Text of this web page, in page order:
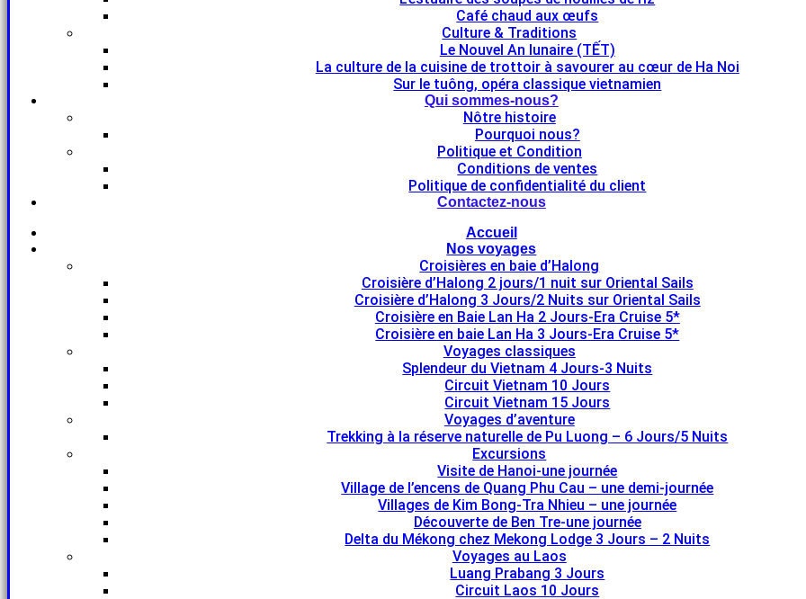
Café chaud aux œufs
Culture & Traditions
Le Nouvel An lunaire (TẾT)
La culture de la cuisine de trottoir à savourer au cœur de Ha Noi
Sur le tuông, opéra classique vietnamien
Qui sommes-nous?
Nôtre histoire
Pourquoi nous?
Politique et Condition
Conditions de ventes
Politique de confidentialité du client
Contactez-nous
Accueil
Nos voyages
Croisières en baie d’Halong
Croisière d’Halong 2 jours/1 nuit sur Oriental Sails
Croisière d’Halong 3 Jours/2 Nuits sur Oriental Sails
Croisière en Baie Lan Ha 2 Jours-Era Cruise 5*
Croisière en baie Lan Ha 3 Jours-Era Cruise 5*
Voyages classiques
Splendeur du Vietnam 4 Jours-3 Nuits
Circuit Vietnam 10 Jours
Circuit Vietnam 15 Jours
Voyages d’aventure
Trekking à la réserve naturelle de Pu Luong – 6 Jours/5 Nuits
Excursions
Visite de Hanoi-une journée
Village de l’encens de Quang Phu Cau – une demi-journée
Villages de Kim Bong-Tra Nhieu – une journée
Découverte de Ben Tre-une journée
Delta du Mékong chez Mekong Lodge 3 Jours – 2 Nuits
Voyages au Laos
Luang Prabang 3 Jours
Circuit Laos 10 Jours